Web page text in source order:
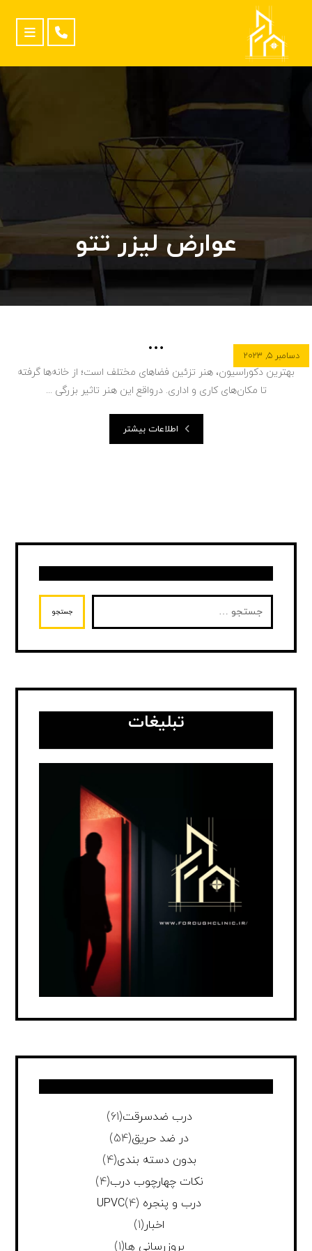
عوارض لیزر تتو
… دسامبر ۵, ۲۰۲۳
بهترین دکوراسیون، هنر تزئین فضاهای مختلف است؛ از خانه‌ها گرفته
تا مکان‌های کاری و اداری. درواقع این هنر تاثیر بزرگی ...
اطلاعات بیشتر
جستجو
تبلیغات
درب ضدسرقت(61)
در ضد حریق(54)
بدون دسته بندی(4)
نکات چهارچوب درب(4)
درب و پنجره UPVC (4)
اخبار(1)
بروزرسانی ها(1)